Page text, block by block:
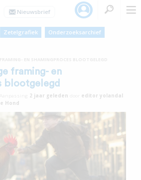
Zetelgrafiek Onderzoeksarchief
framing- en
blootgelegd
2 jaar geleden
editor yolandal
Hond